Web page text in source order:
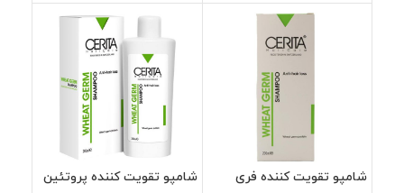
شامپو تقویت کننده فری
شامپو تقویت کننده پروتئین